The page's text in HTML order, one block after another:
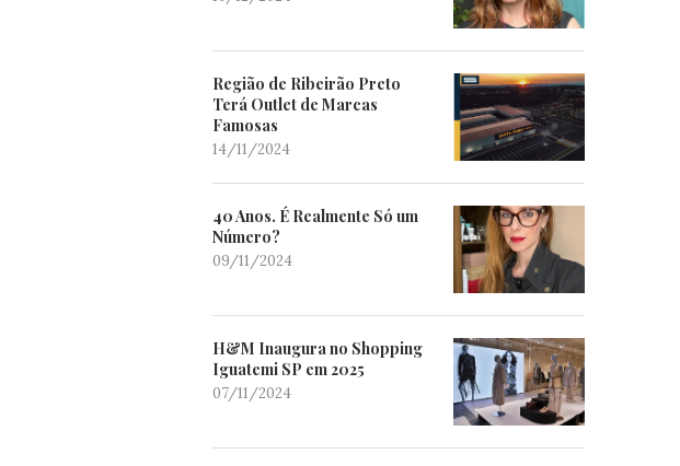
Região de Ribeirão Preto
Terá Outlet de Marcas
Famosas
14/11/2024
40 Anos. É Realmente Só um
Número?
09/11/2024
H&M Inaugura no Shopping
Iguatemi SP em 2025
07/11/2024